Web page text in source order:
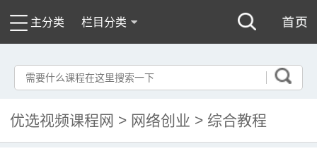
主分类 栏目分类
优选视频课程网 > 网络创业 > 综合教程